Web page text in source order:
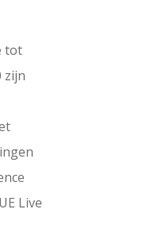
tot
zijn
Live